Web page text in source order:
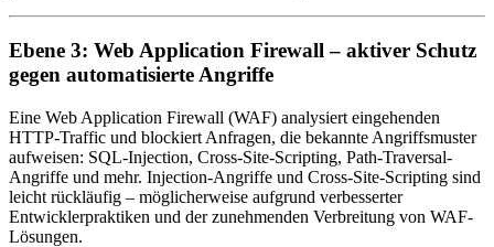
Ebene 3: Web Application Firewall – aktiver Schutz
gegen automatisierte Angriffe
Eine Web Application Firewall (WAF) analysiert eingehenden
HTTP-Traffic und blockiert Anfragen, die bekannte Angriffsmuster
aufweisen: SQL-Injection, Cross-Site-Scripting, Path-Traversal-
Angriffe und mehr. Injection-Angriffe und Cross-Site-Scripting sind
leicht rückläufig – möglicherweise aufgrund verbesserter
Entwicklerpraktiken und der zunehmenden Verbreitung von WAF-
Lösungen.